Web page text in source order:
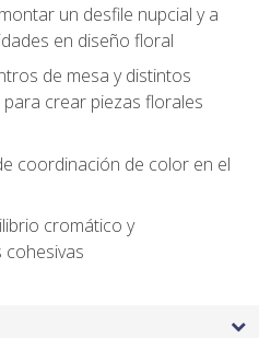
un desfile nupcial y a
en diseño floral
de mesa y distintos
crear piezas florales
coordinación de color en el
cromático y